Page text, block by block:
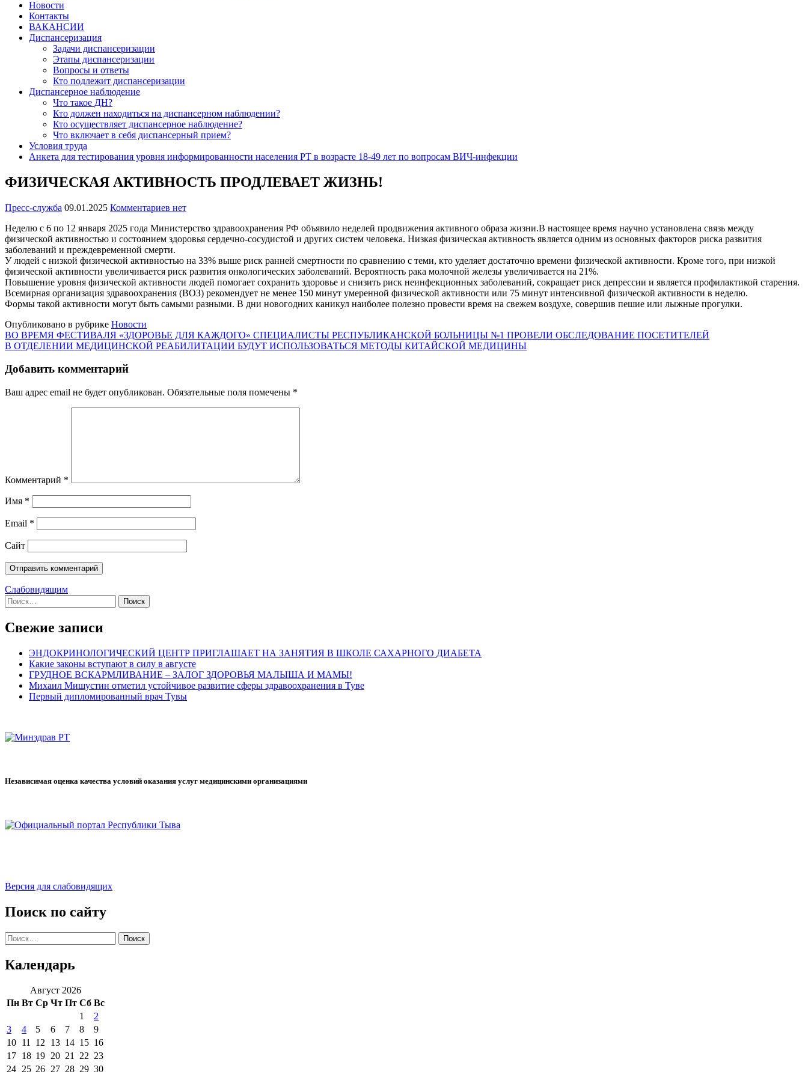
Новости
Контакты
ВАКАНСИИ
Диспансеризация
Задачи диспансеризации
Этапы диспансеризации
Вопросы и ответы
Кто подлежит диспансеризации
Диспансерное наблюдение
Что такое ДН?
Кто должен находиться на диспансерном наблюдении?
Кто осуществляет диспансерное наблюдение?
Что включает в себя диспансерный прием?
Условия труда
Анкета для тестирования уровня информированности населения РТ в возрасте 18-49 лет по вопросам ВИЧ-инфекции
ФИЗИЧЕСКАЯ АКТИВНОСТЬ ПРОДЛЕВАЕТ ЖИЗНЬ!
Пресс-служба 09.01.2025 Комментариев нет
Неделю с 6 по 12 января 2025 года Министерство здравоохранения РФ объявило неделей продвижения активного образа жизни.В настоящее время научно установлена связь между
физической активностью и состоянием здоровья сердечно-сосудистой и других систем человека. Низкая физическая активность является одним из основных факторов риска развития
заболеваний и преждевременной смерти.
У людей с низкой физической активностью на 33% выше риск ранней смертности по сравнению с теми, кто уделяет достаточно времени физической активности. Кроме того, при низкой
физической активности увеличивается риск развития онкологических заболеваний. Вероятность рака молочной железы увеличивается на 21%.
Повышение уровня физической активности людей помогает сохранить здоровье и снизить риск неинфекционных заболеваний, сокращает риск депрессии и является профилактикой старения.
Всемирная организация здравоохранения (ВОЗ) рекомендует не менее 150 минут умеренной физической активности или 75 минут интенсивной физической активности в неделю.
Формы такой активности могут быть самыми разными. В дни новогодних каникул наиболее полезно провести время на свежем воздухе, совершив пешие или лыжные прогулки.
Опубликовано в рубрике Новости
Навигация
по
записям
ВО ВРЕМЯ ФЕСТИВАЛЯ «ЗДОРОВЬЕ ДЛЯ КАЖДОГО» СПЕЦИАЛИСТЫ РЕСПУБЛИКАНСКОЙ БОЛЬНИЦЫ №1 ПРОВЕЛИ ОБСЛЕДОВАНИЕ ПОСЕТИТЕЛЕЙ
В ОТДЕЛЕНИИ МЕДИЦИНСКОЙ РЕАБИЛИТАЦИИ БУДУТ ИСПОЛЬЗОВАТЬСЯ МЕТОДЫ КИТАЙСКОЙ МЕДИЦИНЫ
Добавить комментарий
Ваш адрес email не будет опубликован. Обязательные поля помечены *
Комментарий *
Имя *
Email *
Сайт
Слабовидящим
Найти:
Свежие записи
ЭНДОКРИНОЛОГИЧЕСКИЙ ЦЕНТР ПРИГЛАШАЕТ НА ЗАНЯТИЯ В ШКОЛЕ САХАРНОГО ДИАБЕТА
Какие законы вступают в силу в августе
ГРУДНОЕ ВСКАРМЛИВАНИЕ – ЗАЛОГ ЗДОРОВЬЯ МАЛЫША И МАМЫ!
Михаил Мишустин отметил устойчивое развитие сферы здравоохранения в Туве
Первый дипломированный врач Тувы
Независимая оценка качества условий оказания услуг медицинскими организациями
Версия для слабовидящих
Поиск по сайту
Найти:
Календарь
Август 2026
Пн Вт Ср Чт Пт Сб Вс
1
2
3
4 5 6 7 8
9
10 11 12 13 14 15 16
17 18 19 20 21 22 23
24 25 26 27 28 29 30